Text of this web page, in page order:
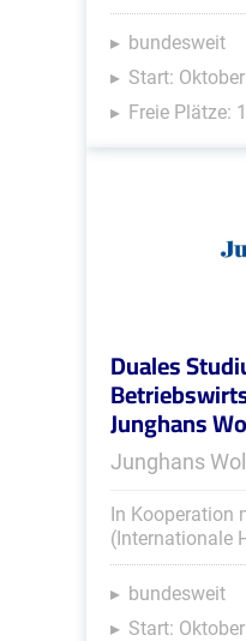
bundesweit
Start:
Freie Plätze: 1
Duales
Junghans
Junghans
In Kooperation
(Internationale
bundesweit
Start: